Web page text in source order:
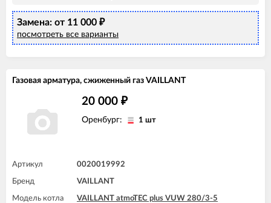
Замена: от 11 000 ₽
посмотреть все варианты
Газовая арматура, сжиженный газ VAILLANT
20 000 ₽
Оренбург: 1 шт
Артикул 0020019992
Бренд VAILLANT
Модель котла
VAILLANT atmoTEC plus VUW 280/3-5